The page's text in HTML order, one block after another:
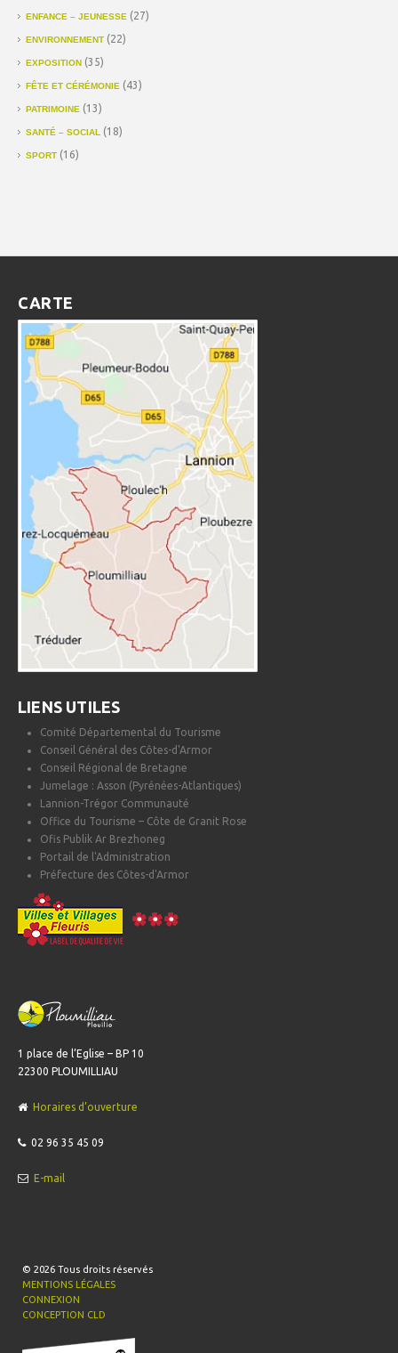
ENFANCE – JEUNESSE (27)
ENVIRONNEMENT (22)
EXPOSITION (35)
FÊTE ET CÉRÉMONIE (43)
PATRIMOINE (13)
SANTÉ – SOCIAL (18)
SPORT (16)
CARTE
LIENS UTILES
Comité Départemental du Tourisme
Conseil Général des Côtes-d'Armor
Conseil Régional de Bretagne
Jumelage : Asson (Pyrénées-Atlantiques)
Lannion-Trégor Communauté
Office du Tourisme – Côte de Granit Rose
Ofis Publik Ar Brezhoneg
Portail de l'Administration
Préfecture des Côtes-d'Armor
1 place de l’Eglise – BP 10
22300 PLOUMILLIAU
Horaires d’ouverture
02 96 35 45 09
E-mail
© 2026 Tous droits réservés
MENTIONS LÉGALES
CONNEXION
CONCEPTION CLD